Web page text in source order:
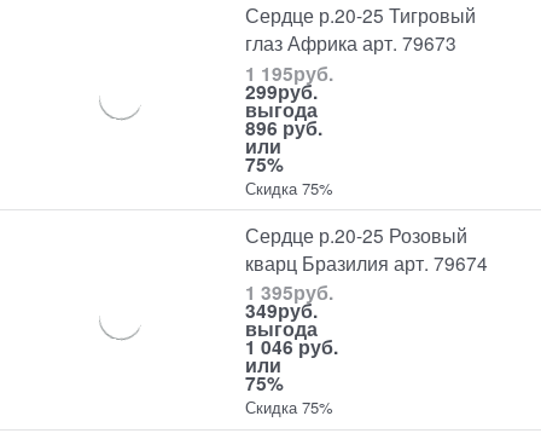
Сердце р.20-25 Тигровый
глаз Африка арт. 79673
1 195руб.
299руб.
выгода
896 руб.
или
75%
Скидка 75%
Сердце р.20-25 Розовый
кварц Бразилия арт. 79674
1 395руб.
349руб.
выгода
1 046 руб.
или
75%
Скидка 75%